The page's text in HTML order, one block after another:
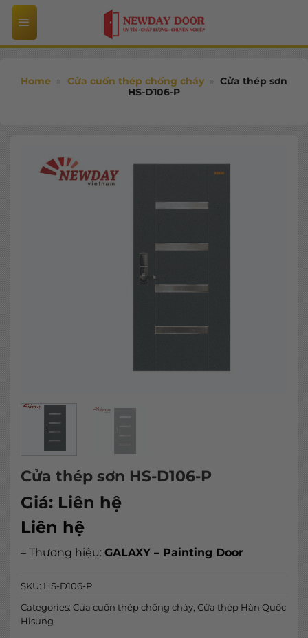
Bỏ
qua
nội
Home » Cửa cuốn thép chống cháy » Cửa thép sơn
HS-D106-P
Cửa thép sơn HS-D106-P
Giá: Liên hệ
Liên hệ
– Thương hiệu: GALAXY – Painting Door
SKU: HS-D106-P
Categories: Cửa cuốn thép chống cháy, Cửa thép Hàn Quốc
Hisung